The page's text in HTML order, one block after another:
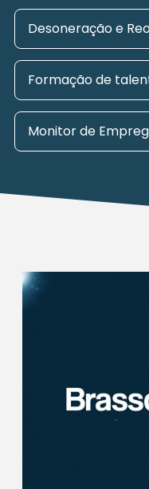
Desoneração e
Formação de
Monitor de